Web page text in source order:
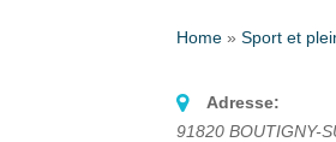
Home » Sport et
Adresse:
91820 BOUTIGNY-